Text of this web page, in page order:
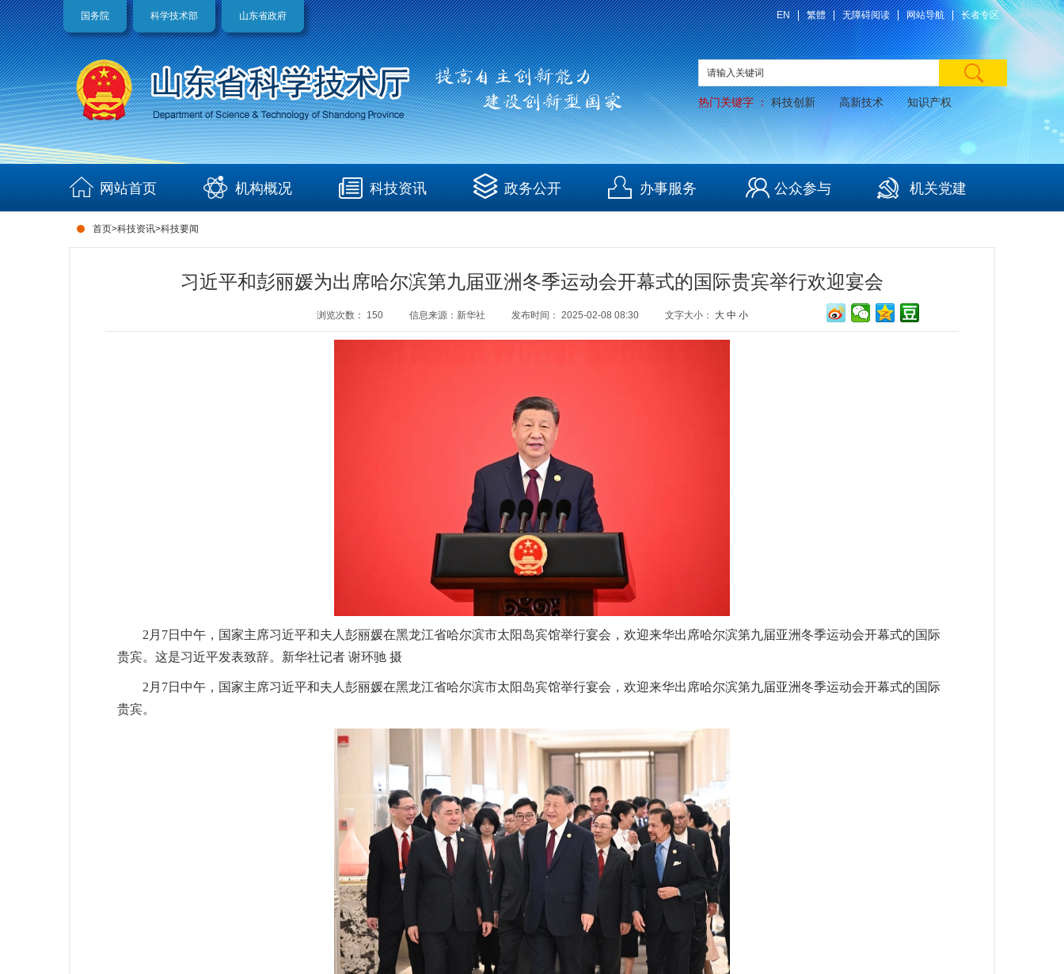
国务院 科学技术部 山东省政府 EN 繁體 无障碍阅读 网站导航 长者专区
热门关键字 ： 科技创新 高新技术 知识产权
网站首页 机构概况 科技资讯 政务公开 办事服务 公众参与 机关党建
首页>科技资讯>科技要闻
习近平和彭丽媛为出席哈尔滨第九届亚洲冬季运动会开幕式的国际贵宾举行欢迎宴会
浏览次数： 150 信息来源： 新华社 发布时间： 2025-02-08 08:30 文字大小： 大 中 小
2月7日中午，国家主席习近平和夫人彭丽媛在黑龙江省哈尔滨市太阳岛宾馆举行宴会，欢迎来华出席哈尔滨第九届亚洲冬季运动会开幕式的国际
贵宾。这是习近平发表致辞。新华社记者 谢环驰 摄
2月7日中午，国家主席习近平和夫人彭丽媛在黑龙江省哈尔滨市太阳岛宾馆举行宴会，欢迎来华出席哈尔滨第九届亚洲冬季运动会开幕式的国际
贵宾。